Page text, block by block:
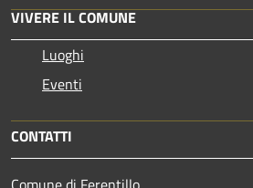
VIVERE IL COMUNE
Luoghi
Eventi
CONTATTI